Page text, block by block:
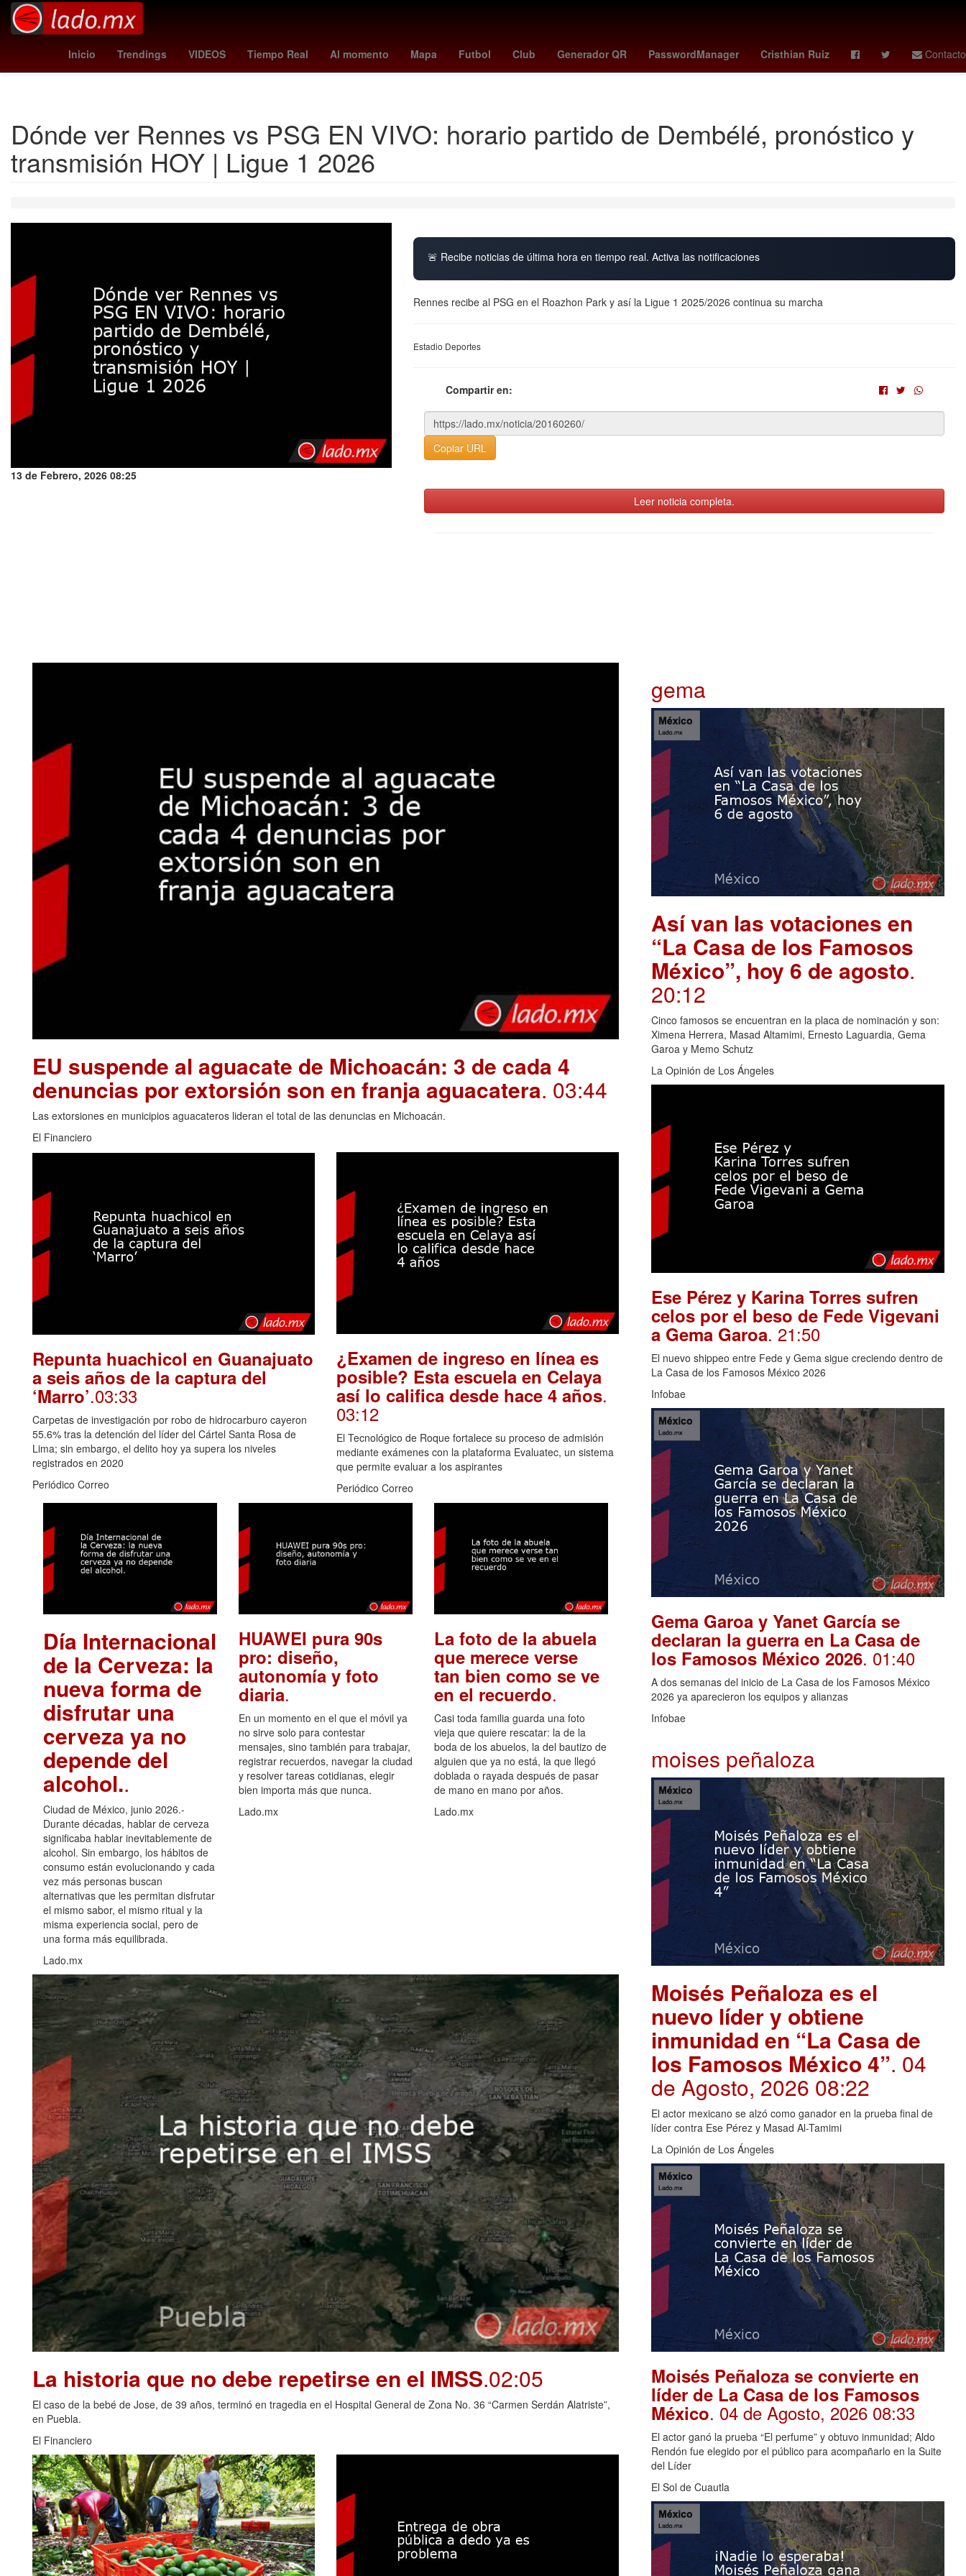
Inicio Trendings VIDEOS Tiempo Real Al momento Mapa Futbol Club Generador QR PasswordManager Cristhian Ruiz Contacto
rosario central - river plate pumas - guadalajara donald trump venezuela lafc - atlanta united finalistas de la casa de los famosos 2025 santiago sandoval chivas ángel azuaje
mexico canta
votar casa de los famosos
Dónde ver Rennes vs PSG EN VIVO: horario partido de Dembélé, pronóstico y
transmisión HOY | Ligue 1 2026
13 de Febrero, 2026 08:25
🚨 Recibe noticias de última hora en tiempo real. Activa las notificaciones
Rennes recibe al PSG en el Roazhon Park y así la Ligue 1 2025/2026 continua su marcha
Estadio Deportes
Compartir en:
Copiar URL
Leer noticia completa.
EU suspende al aguacate de Michoacán: 3 de cada 4
denuncias por extorsión son en franja aguacatera. 03:44
Las extorsiones en municipios aguacateros lideran el total de las denuncias en Michoacán.
El Financiero
Repunta huachicol en Guanajuato
a seis años de la captura del
‘Marro’.03:33
Carpetas de investigación por robo de hidrocarburo cayeron
55.6% tras la detención del líder del Cártel Santa Rosa de
Lima; sin embargo, el delito hoy ya supera los niveles
registrados en 2020
Periódico Correo
¿Examen de ingreso en línea es
posible? Esta escuela en Celaya
así lo califica desde hace 4 años.
03:12
El Tecnológico de Roque fortalece su proceso de admisión
mediante exámenes con la plataforma Evaluatec, un sistema
que permite evaluar a los aspirantes
Periódico Correo
Día Internacional
de la Cerveza: la
nueva forma de
disfrutar una
cerveza ya no
depende del
alcohol..
Ciudad de México, junio 2026.-
Durante décadas, hablar de cerveza
significaba hablar inevitablemente de
alcohol. Sin embargo, los hábitos de
consumo están evolucionando y cada
vez más personas buscan
alternativas que les permitan disfrutar
el mismo sabor, el mismo ritual y la
misma experiencia social, pero de
una forma más equilibrada.
Lado.mx
HUAWEI pura 90s
pro: diseño,
autonomía y foto
diaria.
En un momento en el que el móvil ya
no sirve solo para contestar
mensajes, sino también para trabajar,
registrar recuerdos, navegar la ciudad
y resolver tareas cotidianas, elegir
bien importa más que nunca.
Lado.mx
La foto de la abuela
que merece verse
tan bien como se ve
en el recuerdo.
Casi toda familia guarda una foto
vieja que quiere rescatar: la de la
boda de los abuelos, la del bautizo de
alguien que ya no está, la que llegó
doblada o rayada después de pasar
de mano en mano por años.
Lado.mx
La historia que no debe repetirse en el IMSS.02:05
El caso de la bebé de Jose, de 39 años, terminó en tragedia en el Hospital General de Zona No. 36 “Carmen Serdán Alatriste”,
en Puebla.
El Financiero
gema
Así van las votaciones en
“La Casa de los Famosos
México”, hoy 6 de agosto.
20:12
Cinco famosos se encuentran en la placa de nominación y son:
Ximena Herrera, Masad Altamimi, Ernesto Laguardia, Gema
Garoa y Memo Schutz
La Opinión de Los Ángeles
Ese Pérez y Karina Torres sufren
celos por el beso de Fede Vigevani
a Gema Garoa. 21:50
El nuevo shippeo entre Fede y Gema sigue creciendo dentro de
La Casa de los Famosos México 2026
Infobae
Gema Garoa y Yanet García se
declaran la guerra en La Casa de
los Famosos México 2026. 01:40
A dos semanas del inicio de La Casa de los Famosos México
2026 ya aparecieron los equipos y alianzas
Infobae
moises peñaloza
Moisés Peñaloza es el
nuevo líder y obtiene
inmunidad en “La Casa de
los Famosos México 4”. 04
de Agosto, 2026 08:22
El actor mexicano se alzó como ganador en la prueba final de
líder contra Ese Pérez y Masad Al-Tamimi
La Opinión de Los Ángeles
Moisés Peñaloza se convierte en
líder de La Casa de los Famosos
México. 04 de Agosto, 2026 08:33
El actor ganó la prueba “El perfume” y obtuvo inmunidad; Aldo
Rendón fue elegido por el público para acompañarlo en la Suite
del Líder
El Sol de Cuautla